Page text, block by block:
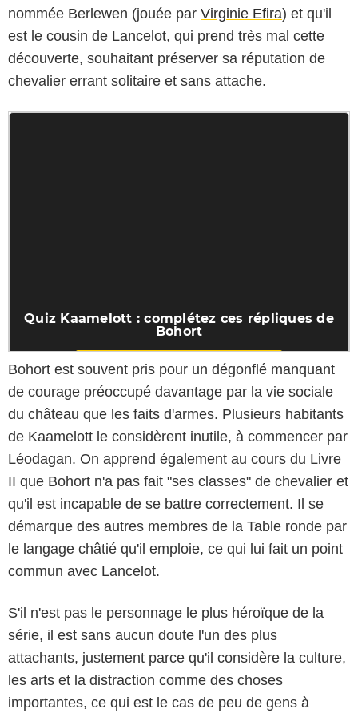
nommée Berlewen (jouée par Virginie Efira) et qu'il
est le cousin de Lancelot, qui prend très mal cette
découverte, souhaitant préserver sa réputation de
chevalier errant solitaire et sans attache.
Bohort est souvent pris pour un dégonflé manquant
de courage préoccupé davantage par la vie sociale
du château que les faits d'armes. Plusieurs habitants
de Kaamelott le considèrent inutile, à commencer par
Léodagan. On apprend également au cours du Livre
II que Bohort n'a pas fait "ses classes" de chevalier et
qu'il est incapable de se battre correctement. Il se
démarque des autres membres de la Table ronde par
le langage châtié qu'il emploie, ce qui lui fait un point
commun avec Lancelot.
S'il n'est pas le personnage le plus héroïque de la
série, il est sans aucun doute l'un des plus
attachants, justement parce qu'il considère la culture,
les arts et la distraction comme des choses
importantes, ce qui est le cas de peu de gens à